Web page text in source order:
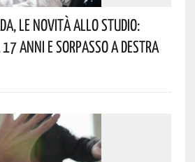
Le Novità Allo Studio:
Anni E Sorpasso A Destra